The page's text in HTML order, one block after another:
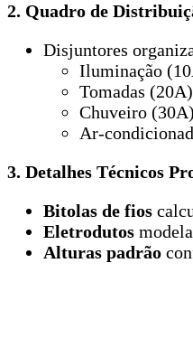
2. Quadro de
Disjuntores
Iluminação
Tomadas (20A)
Chuveiro (30A)
Ar-
3. Detalhes Técnicos
Bitolas de fios
Eletrodutos
Alturas padrão